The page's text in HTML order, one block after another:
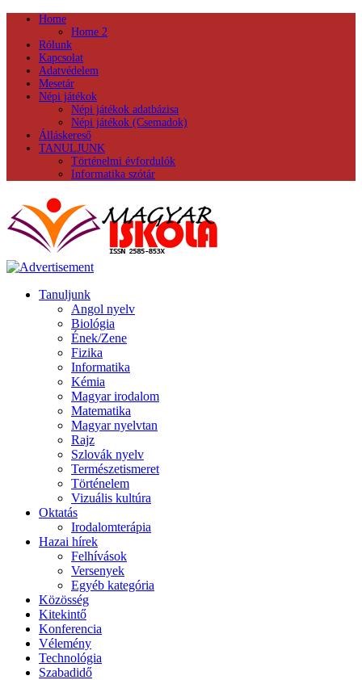
Home
Home 2
Rólunk
Kapcsolat
Adatvédelem
Mesetár
Népi játékok
Népi játékok adatbázisa
Népi játékok (Csemadok)
Álláskereső
TANULJUNK
Történelmi évfordulók
Informatika szótár
Tanuljunk
Angol nyelv
Biológia
Ének/Zene
Fizika
Informatika
Kémia
Magyar irodalom
Matematika
Magyar nyelvtan
Rajz
Szlovák nyelv
Természetismeret
Történelem
Vizuális kultúra
Oktatás
Irodalomterápia
Hazai hírek
Felhívások
Versenyek
Egyéb kategória
Közösség
Kitekintő
Konferencia
Vélemény
Technológia
Szabadidő